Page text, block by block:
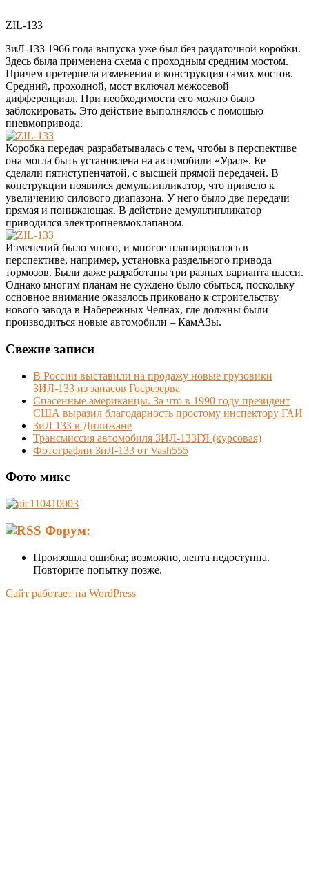
ZIL-133
ЗиЛ-133 1966 года выпуска уже был без раздаточной коробки.
Здесь была применена схема с проходным средним мостом.
Причем претерпела изменения и конструкция самих мостов.
Средний, проходной, мост включал межосевой
дифференциал. При необходимости его можно было
заблокировать. Это действие выполнялось с помощью
пневмопривода.
Коробка передач разрабатывалась с тем, чтобы в перспективе
она могла быть установлена на автомобили «Урал». Ее
сделали пятиступенчатой, с высшей прямой передачей. В
конструкции появился демультипликатор, что привело к
увеличению силового диапазона. У него было две передачи –
прямая и понижающая. В действие демультипликатор
приводился электропневмоклапаном.
Изменений было много, и многое планировалось в
перспективе, например, установка раздельного привода
тормозов. Были даже разработаны три разных варианта шасси.
Однако многим планам не суждено было сбыться, поскольку
основное внимание оказалось приковано к строительству
нового завода в Набережных Челнах, где должны были
производиться новые автомобили – КамАЗы.
Свежие записи
В России выставили на продажу новые грузовики
ЗИЛ-133 из запасов Госрезерва
Спасенные американцы. За что в 1990 году президент
США выразил благодарность простому инспектору ГАИ
ЗиЛ 133 в Дилижане
Трансмиссия автомобиля ЗИЛ-133ГЯ (курсовая)
Фотографии ЗиЛ-133 от Vash555
Фото микс
Форум:
Произошла ошибка; возможно, лента недоступна.
Повторите попытку позже.
Сайт работает на WordPress